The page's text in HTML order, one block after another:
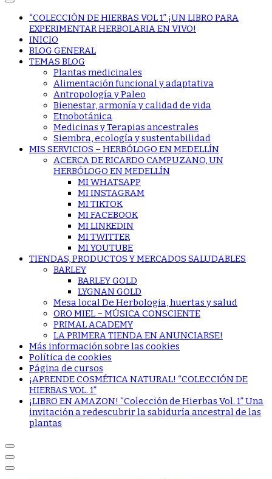
“COLECCIÓN DE HIERBAS VOL 1” ¡UN LIBRO PARA
EXPERIMENTAR HERBOLARIA EN VIVO!
INICIO
BLOG GENERAL
TEMAS BLOG
Plantas medicinales
Alimentación funcional y adaptativa
Antropología y Paleo
Bienestar, armonía y calidad de vida
Etnobotánica
Medicinas y Terapias ancestrales
Siembra, ecología y sustentabilidad
MIS SERVICIOS – HERBÓLOGO EN MEDELLÍN
ACERCA DE RICARDO CAMPUZANO, UN
HERBÓLOGO EN MEDELLÍN
MI WHATSAPP
MI INSTAGRAM
MI TIKTOK
MI FACEBOOK
MI LINKEDIN
MI TWITTER
MI YOUTUBE
TIENDAS, PRODUCTOS Y MERCADOS SALUDABLES
BARLEY
BARLEY GOLD
LYGNAN GOLD
Mesa local De Herbologia, huertas y salud
ORO MIEL – MÚSICA CONSCIENTE
PRIMAL ACADEMY
LA PRIMERA TIENDA EN ANUNCIARSE!
Más información sobre las cookies
Política de cookies
Página de cursos
¡APRENDE COSMÉTICA NATURAL! “COLECCIÓN DE
HIERBAS VOL. 1”
¡LIBRO EN AMAZON! “Colección de Hierbas Vol. 1” Una
invitación a redescubrir la sabiduría ancestral de las
plantas